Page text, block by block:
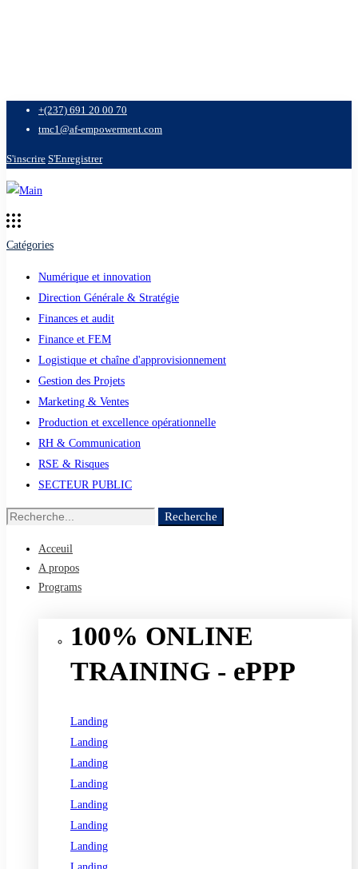
+(237) 691 20 00 70
tmc1@af-empowerment.com
S'inscrire S'Enregistrer
Catégories
Numérique et innovation
Direction Générale & Stratégie
Finances et audit
Finance et FEM
Logistique et chaîne d'approvisionnement
Gestion des Projets
Marketing & Ventes
Production et excellence opérationnelle
RH & Communication
RSE & Risques
SECTEUR PUBLIC
Recherche
Recherche
Acceuil
A propos
Programs
100% ONLINE
TRAINING - ePPP
Landing
Landing
Landing
Landing
Landing
Landing
Landing